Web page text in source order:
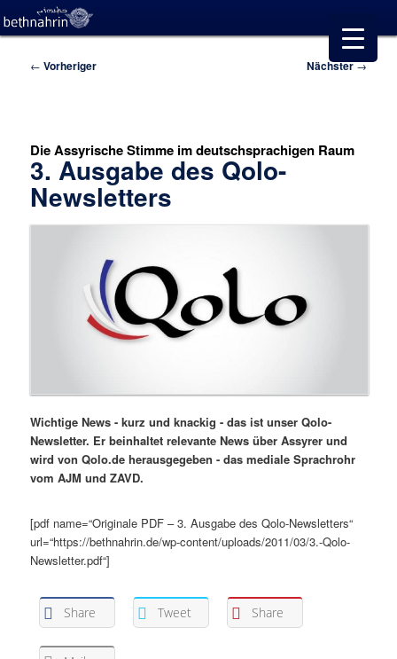
Beitragsnavigation
← Vorheriger Nächster→
Die Assyrische Stimme im deutschsprachigen Raum
3. Ausgabe des Qolo-
Newsletters
Wichtige News - kurz und knackig - das ist unser Qolo-
Newsletter. Er beinhaltet relevante News über Assyrer und
wird von Qolo.de herausgegeben - das mediale Sprachrohr
vom AJM und ZAVD.
[pdf name=“Originale PDF – 3. Ausgabe des Qolo-Newsletters“
url=“https://bethnahrin.de/wp-content/uploads/2011/03/3.-Qolo-
Newsletter.pdf“]
Share Tweet Share